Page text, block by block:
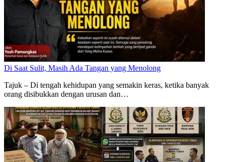
Di Saat Sulit, Masih Ada Tangan yang Menolong
Tajuk – Di tengah kehidupan yang semakin keras, ketika banyak
orang disibukkan dengan urusan dan…